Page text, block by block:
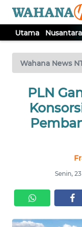
Utama Nusantara
Wahana News
PLN
Senin,
TV
Tutup
UTAMA
NUSANTARA
SERBI